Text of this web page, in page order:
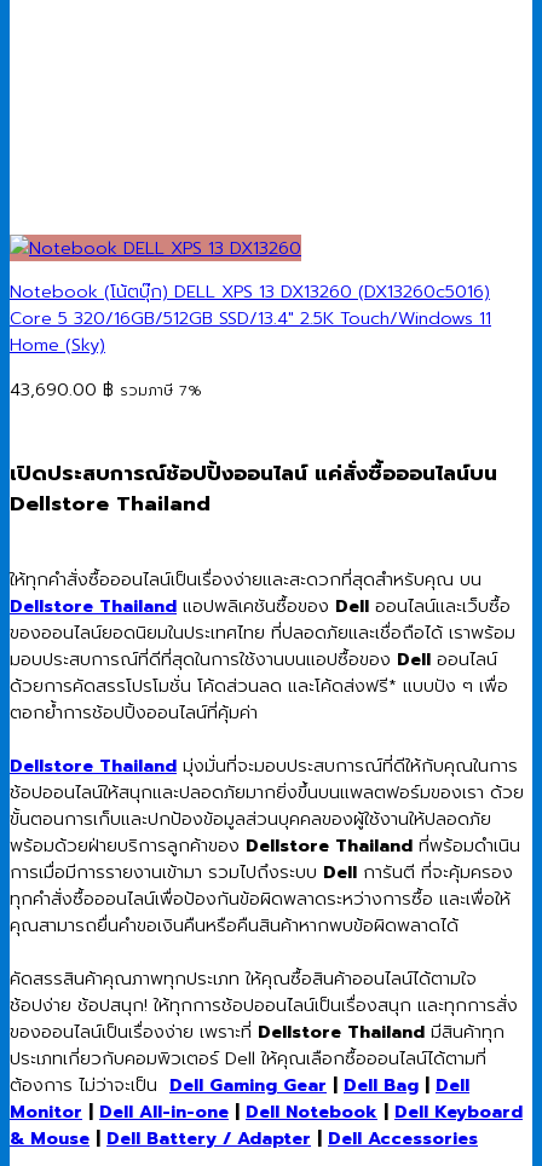
Notebook (โน้ตบุ๊ก) DELL XPS 13 DX13260 (DX13260c5016)
Core 5 320/16GB/512GB SSD/13.4″ 2.5K Touch/Windows 11
Home (Sky)
43,690.00 ฿ รวมภาษี 7%
เปิดประสบการณ์ช้อปปิ้งออนไลน์ แค่สั่งซื้อออนไลน์บน
Dellstore Thailand
ให้ทุกคำสั่งซื้อออนไลน์เป็นเรื่องง่ายและสะดวกที่สุดสำหรับคุณ บน
Dellstore Thailand แอปพลิเคชันซื้อของ Dell ออนไลน์และเว็บซื้อ
ของออนไลน์ยอดนิยมในประเทศไทย ที่ปลอดภัยและเชื่อถือได้ เราพร้อม
มอบประสบการณ์ที่ดีที่สุดในการใช้งานบนแอปซื้อของ Dell ออนไลน์
ด้วยการคัดสรรโปรโมชั่น โค้ดส่วนลด และโค้ดส่งฟรี* แบบปัง ๆ เพื่อ
ตอกย้ำการช้อปปิ้งออนไลน์ที่คุ้มค่า
Dellstore Thailand มุ่งมั่นที่จะมอบประสบการณ์ที่ดีให้กับคุณในการ
ช้อปออนไลน์ให้สนุกและปลอดภัยมากยิ่งขึ้นบนแพลตฟอร์มของเรา ด้วย
ขั้นตอนการเก็บและปกป้องข้อมูลส่วนบุคคลของผู้ใช้งานให้ปลอดภัย
พร้อมด้วยฝ่ายบริการลูกค้าของ Dellstore Thailand ที่พร้อมดำเนิน
การเมื่อมีการรายงานเข้ามา รวมไปถึงระบบ Dell การันตี ที่จะคุ้มครอง
ทุกคำสั่งซื้อออนไลน์เพื่อป้องกันข้อผิดพลาดระหว่างการซื้อ และเพื่อให้
คุณสามารถยื่นคำขอเงินคืนหรือคืนสินค้าหากพบข้อผิดพลาดได้
คัดสรรสินค้าคุณภาพทุกประเภท ให้คุณซื้อสินค้าออนไลน์ได้ตามใจ
ช้อปง่าย ช้อปสนุก! ให้ทุกการช้อปออนไลน์เป็นเรื่องสนุก และทุกการสั่ง
ของออนไลน์เป็นเรื่องง่าย เพราะที่ Dellstore Thailand มีสินค้าทุก
ประเภทเกี่ยวกับคอมพิวเตอร์ Dell ให้คุณเลือกซื้อออนไลน์ได้ตามที่
ต้องการ ไม่ว่าจะเป็น Dell Gaming Gear | Dell Bag | Dell
Monitor | Dell All-in-one | Dell Notebook | Dell Keyboard
& Mouse | Dell Battery / Adapter | Dell Accessories